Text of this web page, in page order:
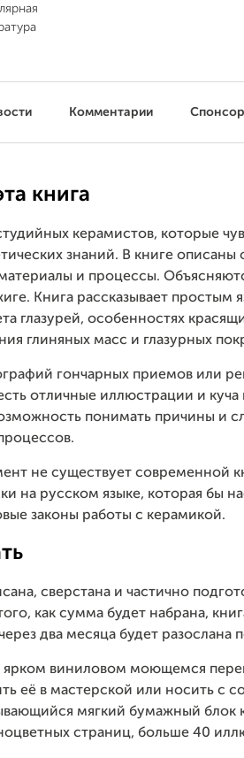
Комментарии
книга
керамистов, которые
знаний. В книге описаны
и процессы.
Книга рассказывает простым
глазурей, особенностях
глиняных масс и глазурных
гончарных приемов или
есть отличные иллюстрации и
понимать причины и
не существует современной
на русском языке, которая бы
законы работы с керамикой.
сверстана и частично
как сумма будет набрана,
два месяца будет разослана
ярком виниловом моющемся
её в мастерской или носить с
мягкий бумажный блок
страниц, больше 40